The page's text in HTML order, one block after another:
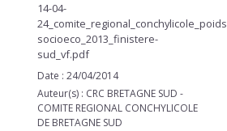
14-04-
24_comite_regional_conchylicole_poids
socioeco_2013_finistere-
sud_vf.pdf
Date : 24/04/2014
Auteur(s) : CRC BRETAGNE SUD -
COMITE REGIONAL CONCHYLICOLE
DE BRETAGNE SUD